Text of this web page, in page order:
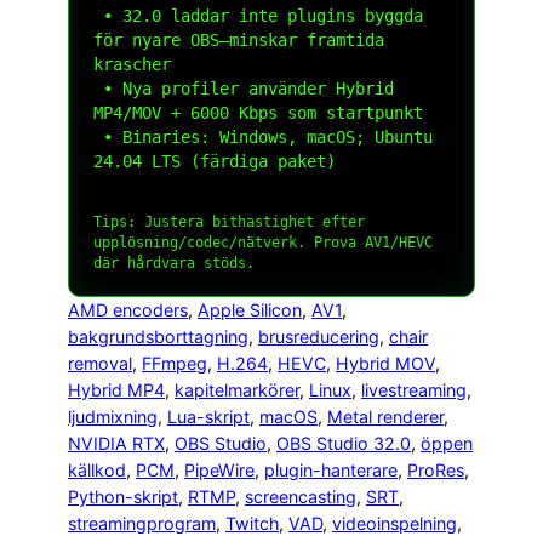
för nyare OBS—minskar framtida
krascher
MP4/MOV + 6000 Kbps som startpunkt
24.04 LTS (färdiga paket)
Tips: Justera bithastighet efter
upplösning/codec/nätverk. Prova AV1/HEVC
där hårdvara stöds.
AMD encoders, Apple Silicon, AV1
bakgrundsborttagning, brusreducering, chair
removal, FFmpeg, H.264, HEVC, Hybrid MOV
Hybrid MP4, kapitelmarkörer, Linux, livestreaming
ljudmixning, Lua-skript, macOS, Metal renderer
NVIDIA RTX, OBS Studio, OBS Studio 32.0, öppen
källkod, PCM, PipeWire, plugin-hanterare, ProRes
Python-skript, RTMP, screencasting, SRT
streamingprogram, Twitch, VAD, videoinspelning